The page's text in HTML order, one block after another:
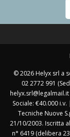
© 2026 Helyx srl a
02 2772 991
Sociale: €40.000
Tecniche Nuove
21/10/2003. Iscritta
n° 6419 (delibera